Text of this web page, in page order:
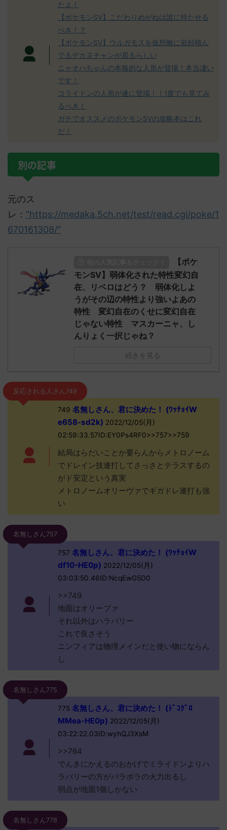
たよ！
【ポケモンSV】こだわりめがねは誰に持たせる
べき！？
【ポケモンSV】ウルガモスを仮想敵に岩封積ん
でるデカヌチャンが居るらしい
ニャオハちゃんの本格的な人形が登場！本当凄い
です！
コライドンの人形が遂に登場！！1度でも見てみ
るべき！
ガチでオススメのポケモンSVの攻略本はこれ
だ！
別の記事
元のス
レ： "https://medaka.5ch.net/test/read.cgi/poke/1
670161308/"
【ポケ
モンSV】弱体化された特性変幻自
在、リベロはどう？ 弱体化しよ
うがその辺の特性より強いよあの
特性 変幻自在のくせに変幻自在
じゃない特性 マスカーニャ、し
んりょく一択じゃね？
続きを見る
反応される人さん749
749 名無しさん、君に決めた！ (ﾜｯﾁｮｲW
e658-sd2k) 2022/12/05(月)
02:59:33.57ID:EY0Ps4RF0>>757>>759
結局はらだいことか要らんからメトロノーム
でドレイン技連打してさっさとテラスするの
がド安定という真実
メトロノームオリーヴァでギガドレ連打も強
い
名無しさん757
757 名無しさん、君に決めた！ (ﾜｯﾁｮｲW
df10-HE0p) 2022/12/05(月)
03:03:50.46ID:NcqEwG5D0
>>749
地面はオリーブァ
それ以外はハラバリー
これで良さそう
ニンフィアは物理メインだと使い物にならん
し
名無しさん775
775名無しさん、君に決めた！ (ﾄﾞｺｸﾞﾛ
MMea-HE0p) 2022/12/05(月)
03:22:22.03ID:wyhQJ3XsM
>>764
でんきにかえるのおかげでミライドンよりハ
ラバリーの方がパラボラの火力出るし
弱点が地面1個しかない
名無しさん778